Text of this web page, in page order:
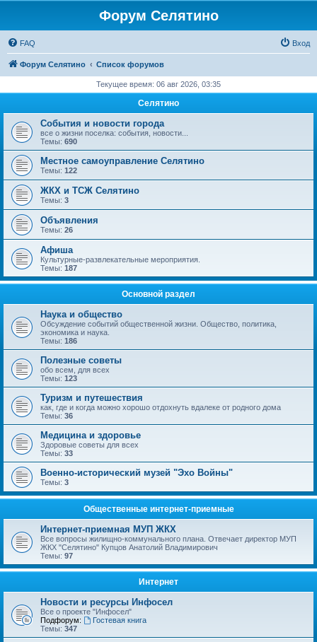
Форум Селятино
FAQ Вход
Форум Селятино Список форумов
Текущее время: 06 авг 2026, 03:35
Селятино
События и новости города
все о жизни поселка: события, новости...
Темы: 690
Местное самоуправление Селятино
Темы: 122
ЖКХ и ТСЖ Селятино
Темы: 3
Объявления
Темы: 26
Афиша
Культурные-развлекательные мероприятия.
Темы: 187
Основной раздел
Наука и общество
Обсуждение событий общественной жизни. Общество, политика,
экономика и наука.
Темы: 186
Полезные советы
обо всем, для всех
Темы: 123
Туризм и путешествия
как, где и когда можно хорошо отдохнуть вдалеке от родного дома
Темы: 36
Медицина и здоровье
Здоровые советы для всех
Темы: 33
Военно-исторический музей "Эхо Войны"
Темы: 3
Общественные интернет-приемные
Интернет-приемная МУП ЖКХ
Все вопросы жилищно-коммунального плана. Отвечает директор МУП
ЖКХ "Селятино" Купцов Анатолий Владимирович
Темы: 97
Интернет
Новости и ресурсы Инфосел
Все о проекте "Инфосел"
Подфорум:
Гостевая книга
Темы: 347